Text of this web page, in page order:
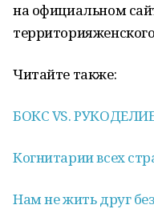
на официальном
Читайте также:
БОКС VS.
Когнитарии всех
Нам не жить друг